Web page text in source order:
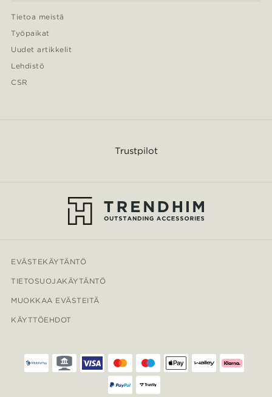
Tietoa meistä
Työpaikat
Uudet artikkelit
Lehdistö
CSR
Trustpilot
EVÄSTEKÄYTÄNTÖ
TIETOSUOJAKÄYTÄNTÖ
MUOKKAA EVÄSTEITÄ
KÄYTTÖEHDOT